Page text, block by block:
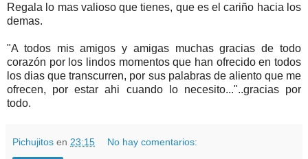
Regala lo mas valioso que tienes, que es el cariño hacia los
demas.
"A todos mis amigos y amigas muchas gracias de todo
corazón por los lindos momentos que han ofrecido en todos
los dias que transcurren, por sus palabras de aliento que me
ofrecen, por estar ahi cuando lo necesito..."..gracias por
todo.
Pichujitos en 23:15 No hay comentarios: